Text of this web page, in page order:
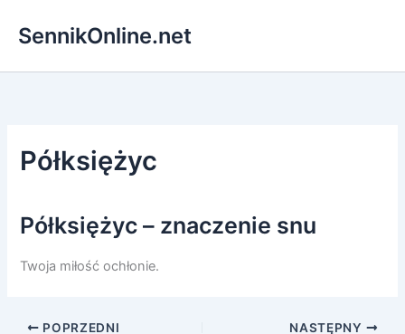
SennikOnline.net
Półksiężyc
Półksiężyc – znaczenie snu
Twoja miłość ochłonie.
POPRZEDNI NASTĘPNY